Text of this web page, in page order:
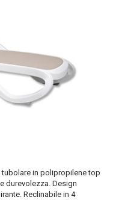
in polipropilene top
durevolezza. Design
Reclinabile in 4